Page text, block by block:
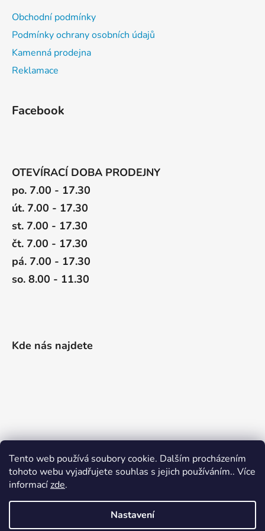
Tento web používá soubory cookie. Dalším procházením
tohoto webu vyjadřujete souhlas s jejich používáním.. Více
informacízde.
Nastavení
Obchodní podmínky
Podmínky ochrany osobních údajů
Kamenná prodejna
Reklamace
Facebook
OTEVÍRACÍ DOBA PRODEJNY
po. 7.00 - 17.30
út. 7.00 - 17.30
st. 7.00 - 17.30
čt. 7.00 - 17.30
pá. 7.00 - 17.30
so. 8.00 - 11.30
Kde nás najdete